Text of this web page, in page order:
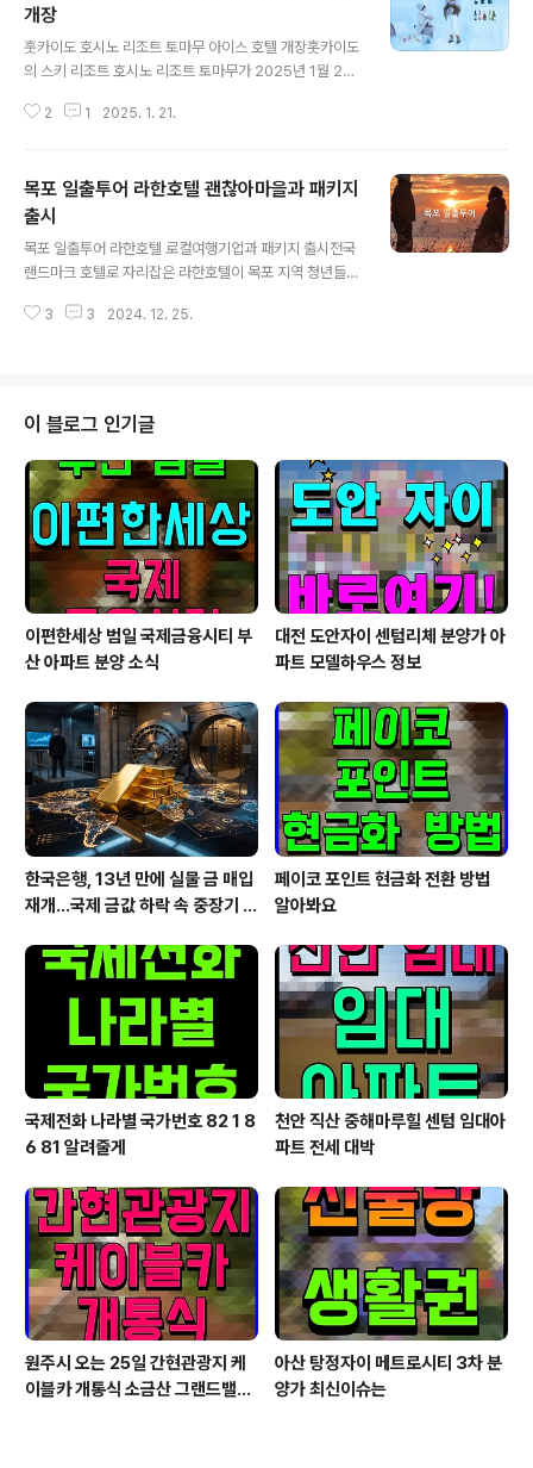
이 얼어 다양한 형태의 빙폭을 만들어낸다. 오이라세계류
호텔에서는 긴 겨울과 강추위 등 기후 조건을 살려 노천온
천의 벽에 빙폭을 재현한다. 계류 노천온천에서는 12월 초
추위로 얼은 물보라가 조금씩 겹쳐서 1월 중순이 되면 높이
개장
훗카이도 호시노 리조트 토마무 아이스 호텔 개장홋카이도
의 스키 리조트 호시노 리조트 토마무가 2025년 1월 20
조트 토마무의 아이스 호텔은 객실부터 노천탕까지 모두
얼음 노천탕도 있다. 2025년에는 부드럽게 조명된 자작나
무 아래에서 하룻밤을 보낼 수 있는 얼음 테라스가 새롭게
만들어질 예정이다. 이 평화로운 환경에서 1박 2일 숙박을
통해 매혹적인 얼음 세계에서 하루를 보낼 수 있다. 아이스
박을 경험할 수 있는 시설이다. 객실에는 와인과 음료를 즐
2 1 2025. 1. 21.
목포 일출투어 라한호텔 괜찮아마을과 패키지
출시
목포 일출투어 라한호텔 로컬여행기업과 패키지 출시전국
랜드마크 호텔로 자리잡은 라한호텔이 목포 지역 청년들이
행 패키지를 선보였다. 경주, 전주, 울산, 목포, 포항 등 주요
한 목포는 지난 여름, 괜찮아마을과 협업해 로컬 여행 패키
지를 출시했으며, 당시 고객 만족도가 높아 연말연시에 새
로운 코스의 겨울 여행 상품을 기획했다. 괜찮아마을은 청
년들에게 지역에 머물 기회를 주고, 정착할 수 있도록 지원
하는 행정안전부 청년마을 사업의 대표 사례로 꼽힌다. 괜
찮아마을과 함께하는 목포 일출투어 패..
3 3 2024. 12. 25.
이 블로그 인기글
이편한세상 범일 국제금융시티 부
산 아파트 분양 소식
대전 도안자이 센텀리체 분양가 아
파트 모델하우스 정보
한국은행, 13년 만에 실물 금 매입
재개…국제 금값 하락 속 중장기 대
페이코 포인트 현금화 전환 방법
알아봐요
국제전화 나라별 국가번호 82 1 8
6 81 알려줄게
천안 직산 중해마루힐 센텀 임대아
파트 전세 대박
원주시 오는 25일 간현관광지 케
이블카 개통식 소금산 그랜드밸리
아산 탕정자이 메트로시티 3차 분
양가 최신이슈는